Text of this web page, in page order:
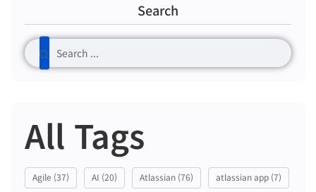
Search
All Tags
Agile (37) AI (20) Atlassian (76) atlassian app (7)